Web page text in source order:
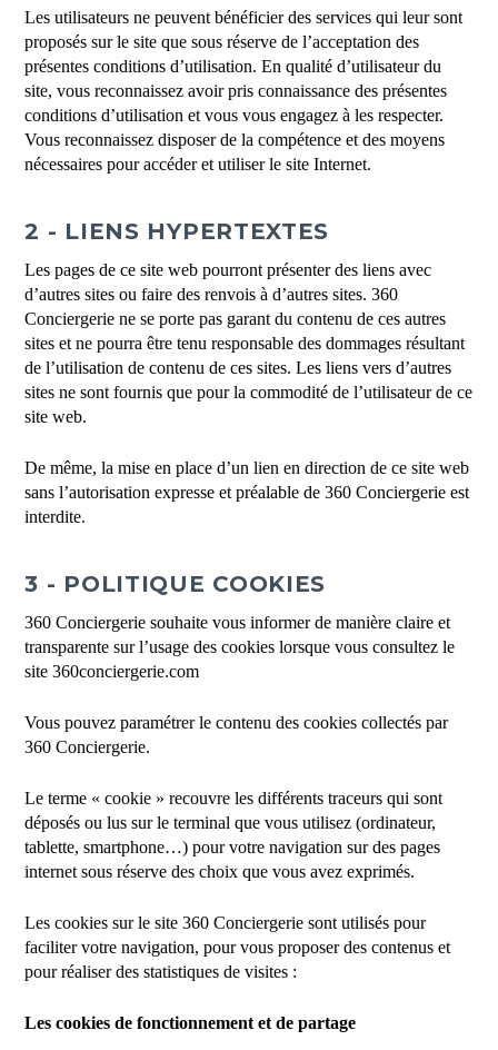
Les utilisateurs ne peuvent bénéficier des services qui leur sont
proposés sur le site que sous réserve de l’acceptation des
présentes conditions d’utilisation. En qualité d’utilisateur du
site, vous reconnaissez avoir pris connaissance des présentes
conditions d’utilisation et vous vous engagez à les respecter.
Vous reconnaissez disposer de la compétence et des moyens
nécessaires pour accéder et utiliser le site Internet.
2 - LIENS HYPERTEXTES
Les pages de ce site web pourront présenter des liens avec
d’autres sites ou faire des renvois à d’autres sites. 360
Conciergerie ne se porte pas garant du contenu de ces autres
sites et ne pourra être tenu responsable des dommages résultant
de l’utilisation de contenu de ces sites. Les liens vers d’autres
sites ne sont fournis que pour la commodité de l’utilisateur de ce
site web.
De même, la mise en place d’un lien en direction de ce site web
sans l’autorisation expresse et préalable de 360 Conciergerie est
interdite.
3 - POLITIQUE COOKIES
360 Conciergerie souhaite vous informer de manière claire et
transparente sur l’usage des cookies lorsque vous consultez le
site 360conciergerie.com
Vous pouvez paramétrer le contenu des cookies collectés par
360 Conciergerie.
Le terme « cookie » recouvre les différents traceurs qui sont
déposés ou lus sur le terminal que vous utilisez (ordinateur,
tablette, smartphone…) pour votre navigation sur des pages
internet sous réserve des choix que vous avez exprimés.
Les cookies sur le site 360 Conciergerie sont utilisés pour
faciliter votre navigation, pour vous proposer des contenus et
pour réaliser des statistiques de visites :
Les cookies de fonctionnement et de partage